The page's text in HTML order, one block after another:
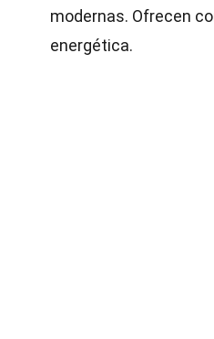
modernas. Ofrecen
energética.